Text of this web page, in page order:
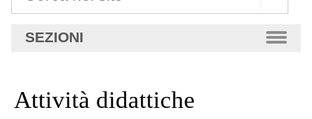
avanzata…
SEZIONI
Attività didattiche